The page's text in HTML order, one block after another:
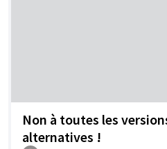
Non à toutes les
alternatives !